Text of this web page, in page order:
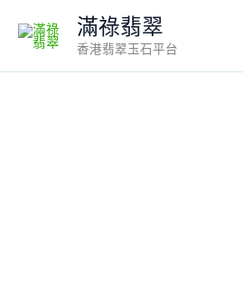
content
滿祿翡翠
香港翡翠玉石平台